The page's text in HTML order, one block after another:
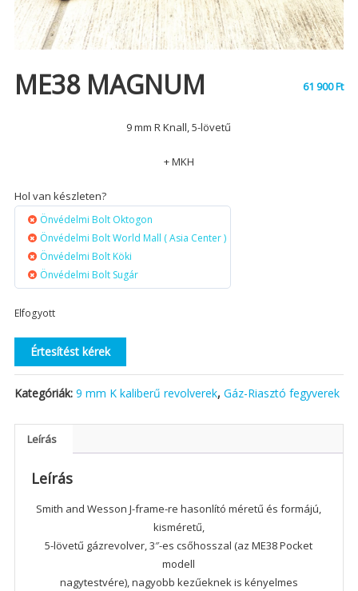
ME38 MAGNUM 61 900Ft
9 mm R Knall, 5-lövetű
+ MKH
Hol van készleten?
Önvédelmi Bolt Oktogon
Önvédelmi Bolt World Mall ( Asia Center )
Önvédelmi Bolt Köki
Önvédelmi Bolt Sugár
Elfogyott
Értesítést kérek
Kategóriák: 9 mm K kaliberű revolverek, Gáz-Riasztó fegyverek
Leírás
Leírás
Smith and Wesson J-frame-re hasonlító méretű és formájú,
kisméretű,
5-lövetű gázrevolver, 3″-es csőhosszal (az ME38 Pocket
modell
nagytestvére), nagyobb kezűeknek is kényelmes